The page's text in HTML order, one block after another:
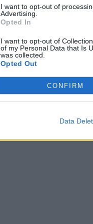
I want to opt-out of
Advertising.
Opted In
I want to opt-out of
of my Personal Data that Is
was collected.
Opted Out
CONFIRM
Data